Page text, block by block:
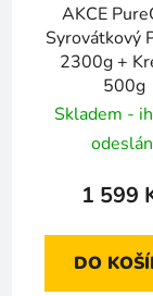
AKCE
Syrovátkový
2300g +
500g
Skladem -
1 599
DO